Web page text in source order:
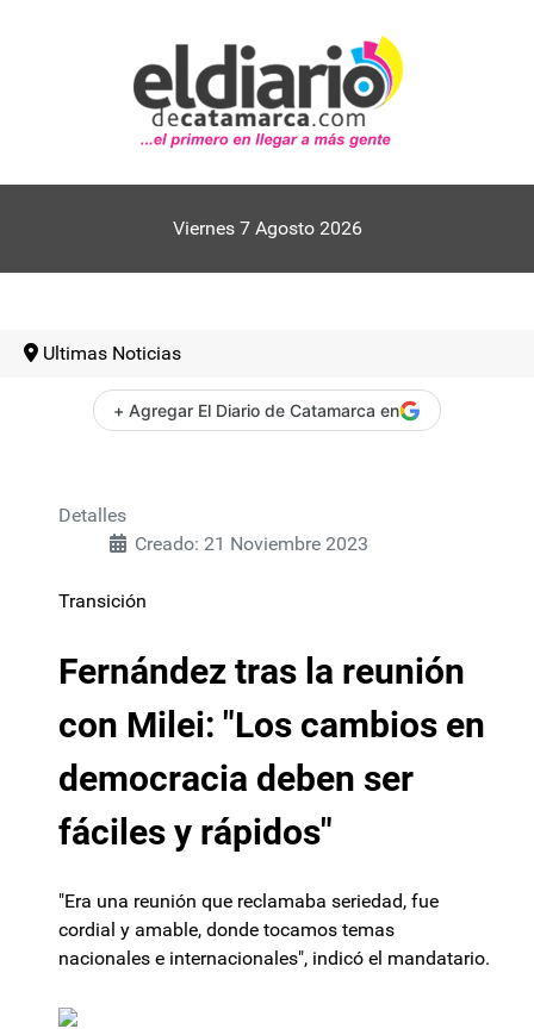
Viernes 7 Agosto 2026
Ultimas Noticias
+ Agregar El Diario de Catamarca en
Detalles
Creado: 21 Noviembre 2023
Transición
Fernández tras la reunión
con Milei: "Los cambios en
democracia deben ser
fáciles y rápidos"
"Era una reunión que reclamaba seriedad, fue
cordial y amable, donde tocamos temas
nacionales e internacionales", indicó el mandatario.